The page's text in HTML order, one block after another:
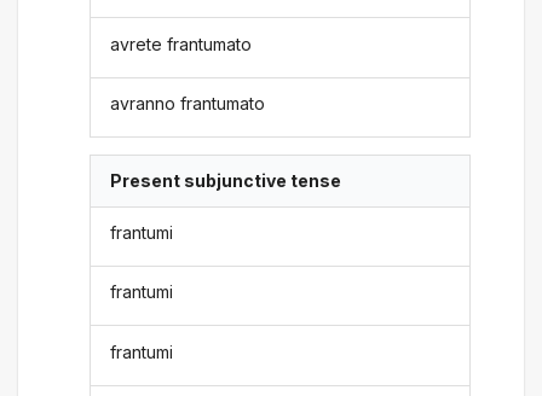
avrete frantumato
avranno frantumato
Present subjunctive tense
frantumi
frantumi
frantumi